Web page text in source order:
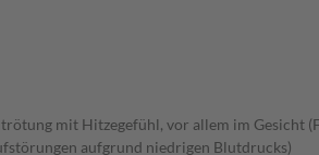
mit Hitzegefühl, vor allem im Gesicht
aufgrund niedrigen Blutdrucks)